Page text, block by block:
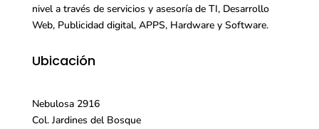
nivel a través de servicios y asesoría de TI, Desarrollo
Web, Publicidad digital, APPS, Hardware y Software.
Ubicación
Nebulosa 2916
Col. Jardines del Bosque